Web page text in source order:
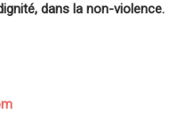
dans la non-violence.